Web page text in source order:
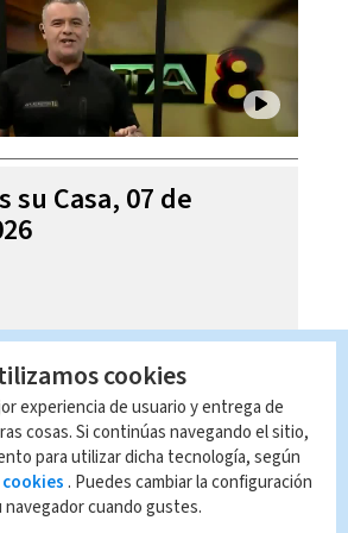
su Casa, 07 de
cookies
experiencia de usuario y entrega de
cosas. Si continúas navegando el sitio,
para utilizar dicha tecnología, según
. Puedes cambiar la configuración
cuando gustes.